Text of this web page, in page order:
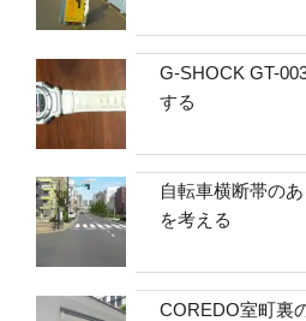
G-SHOCK GT-
する
自転車横断帯の
を考える
COREDO室町裏